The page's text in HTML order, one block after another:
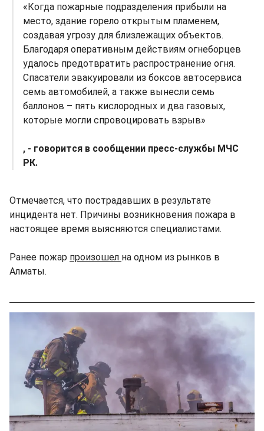
«Когда пожарные подразделения прибыли на
место, здание горело открытым пламенем,
создавая угрозу для близлежащих объектов.
Благодаря оперативным действиям огнеборцев
удалось предотвратить распространение огня.
Спасатели эвакуировали из боксов автосервиса
семь автомобилей, а также вынесли семь
баллонов – пять кислородных и два газовых,
которые могли спровоцировать взрыв»
, - говорится в сообщении пресс-службы МЧС
РК.
Отмечается, что пострадавших в результате
инцидента нет. Причины возникновения пожара в
настоящее время выясняются специалистами.
Ранее пожар произошел на одном из рынков в
Алматы.